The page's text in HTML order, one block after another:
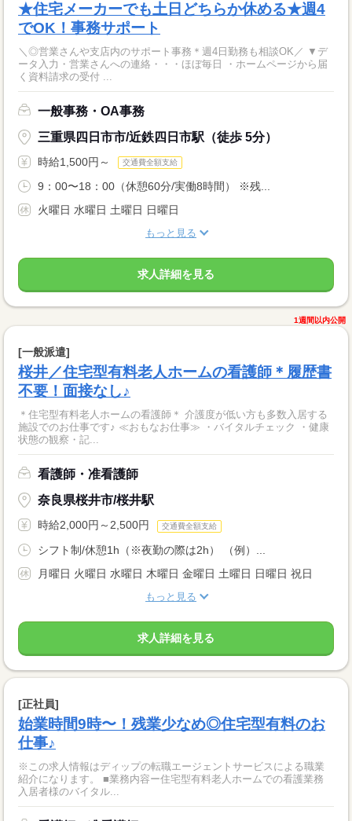
★住宅メーカーでも土日どちらか休める★週4
でOK！事務サポート
＼◎営業さんや支店内のサポート事務＊週4日勤務も相談OK／ ▼デ
ータ入力・営業さんへの連絡・・・ほぼ毎日 ・ホームページから届
く資料請求の受付 ...
一般事務・OA事務
三重県四日市市/近鉄四日市駅（徒歩 5分）
時給1,500円～ 交通費全額支給
9：00〜18：00（休憩60分/実働8時間） ※残...
火曜日 水曜日 土曜日 日曜日
もっと見る
求人詳細を見る
1週間以内公開
[一般派遣]
桜井／住宅型有料老人ホームの看護師＊履歴書
不要！面接なし♪
＊住宅型有料老人ホームの看護師＊ 介護度が低い方も多数入居する
施設でのお仕事です♪ ≪おもなお仕事≫ ・バイタルチェック ・健康
状態の観察・記...
看護師・准看護師
奈良県桜井市/桜井駅
時給2,000円～2,500円 交通費全額支給
シフト制/休憩1h（※夜勤の際は2h） （例）...
月曜日 火曜日 水曜日 木曜日 金曜日 土曜日 日曜日 祝日
もっと見る
求人詳細を見る
[正社員]
始業時間9時〜！残業少なめ◎住宅型有料のお
仕事♪
※この求人情報はディップの転職エージェントサービスによる職業
紹介になります。 ■業務内容ー住宅型有料老人ホームでの看護業務
入居者様のバイタル...